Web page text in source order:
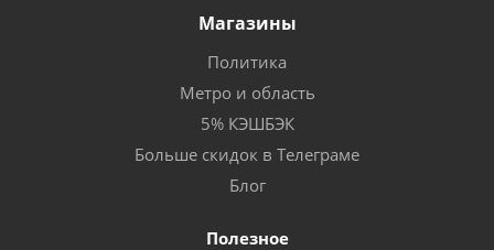
Магазины
Политика
Метро и область
5% КЭШБЭК
Больше скидок в Телеграме
Блог
Полезное